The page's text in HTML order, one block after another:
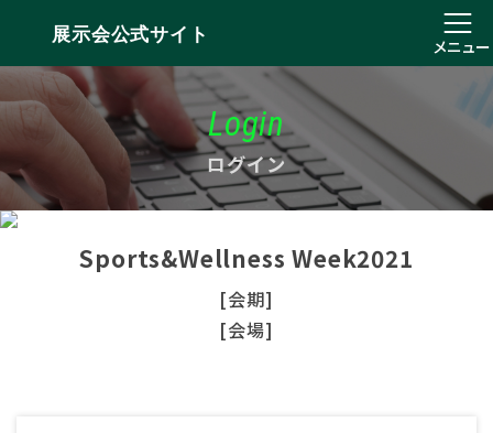
展示会公式サイト
メニュー
Login
ログイン
Sports&Wellness Week2021
[会期]
[会場]